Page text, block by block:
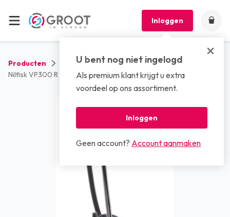
Inloggen
U bent nog niet ingelogd
Als premium klant krijgt u extra
voordeel op ons assortiment.
Inloggen
Geen account? Account aanmaken
Producten Machines
Stofzuigers
Nilfisk VP300 R Hepa EU stofzuiger